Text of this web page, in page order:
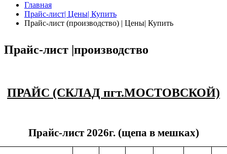
Главная
Прайс-лист| Цены| Купить
Прайс-лист (производство) | Цены| Купить
Прайс-лист |производство
ПРАЙС (СКЛАД пгт.МОСТОВСКОЙ)
Прайс-лист 2026г. (щепа в мешках)